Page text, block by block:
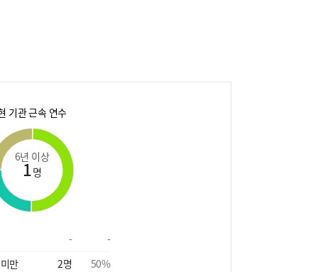
기관 근속 연수
6년 이상
1명
-
-
만
2명 50%